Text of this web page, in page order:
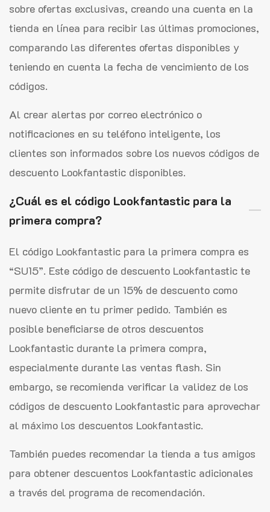
sobre ofertas exclusivas, creando una cuenta en la
tienda en línea para recibir las últimas promociones,
comparando las diferentes ofertas disponibles y
teniendo en cuenta la fecha de vencimiento de los
códigos.
Al crear alertas por correo electrónico o
notificaciones en su teléfono inteligente, los
clientes son informados sobre los nuevos códigos de
descuento Lookfantastic disponibles.
¿Cuál es el código Lookfantastic para la
primera compra?
El código Lookfantastic para la primera compra es
“SU15”. Este código de descuento Lookfantastic te
permite disfrutar de un 15% de descuento como
nuevo cliente en tu primer pedido. También es
posible beneficiarse de otros descuentos
Lookfantastic durante la primera compra,
especialmente durante las ventas flash. Sin
embargo, se recomienda verificar la validez de los
códigos de descuento Lookfantastic para aprovechar
al máximo los descuentos Lookfantastic.
También puedes recomendar la tienda a tus amigos
para obtener descuentos Lookfantastic adicionales
a través del programa de recomendación.